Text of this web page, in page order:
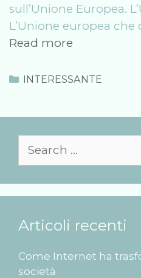
sull’Unione Europea.
L’Unione europea
Read more
sull’UE
Categories
INTERESSANTE
for:
Articoli recenti
Come Internet ha
società